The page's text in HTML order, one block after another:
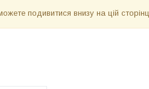
подивитися внизу на цій